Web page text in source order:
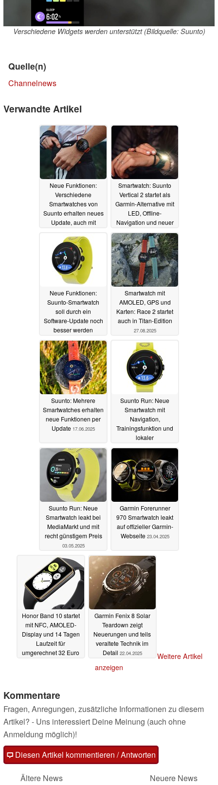
Verschiedene Widgets werden unterstützt (Bildquelle: Suunto)
Quelle(n)
Channelnews
Verwandte Artikel
Neue Funktionen:
Verschiedene
Smartwatches von
Suunto erhalten neues
Update, auch mit
Laufeffizienz13.11.2025
Smartwatch: Suunto
Vertical 2 startet als
Garmin-Alternative mit
LED, Offline-
Navigation und neuer
Sensorik30.09.2025
Neue Funktionen:
Suunto-Smartwatch
soll durch ein
Software-Update noch
besser werden
29.09.2025
Smartwatch mit
AMOLED, GPS und
Karten: Race 2 startet
auch in Titan-Edition
27.08.2025
Suunto: Mehrere
Smartwatches erhalten
neue Funktionen per
Update 17.06.2025
Suunto Run: Neue
Smartwatch mit
Navigation,
Trainingsfunktion und
lokaler
Musikwiedergabe
startet für 249 Euro
13.05.2025
Suunto Run: Neue
Smartwatch leakt bei
MediaMarkt und mit
recht günstigem Preis
03.05.2025
Garmin Forerunner
970 Smartwatch leakt
auf offizieller Garmin-
Webseite 23.04.2025
Honor Band 10 startet
mit NFC, AMOLED-
Display und 14 Tagen
Laufzeit für
umgerechnet 32 Euro
Garmin Fenix 8 Solar
Teardown zeigt
Neuerungen und teils
veraltete Technik im
Detail 22.04.2025
Weitere Artikel
anzeigen
Kommentare
Fragen, Anregungen, zusätzliche Informationen zu diesem
Artikel? - Uns interessiert Deine Meinung (auch ohne
Anmeldung möglich)!
Diesen Artikel kommentieren / Antworten
Ältere News
Neuere News